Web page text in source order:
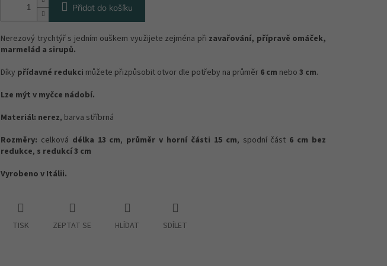
Přidat do košíku
Nerezový trychtýř s jedním ouškem využijete zejména při zavařování, přípravě omáček,
marmelád a sirupů.
Díky přídavné redukci můžete přizpůsobit otvor dle potřeby na průměr 6 cm nebo 3 cm.
Lze mýt v myčce nádobí.
Materiál: nerez, barva stříbrná
Rozměry: celková délka 13 cm, průměr v horní části 15 cm, spodní část 6 cm bez
redukce, s redukcí 3 cm
Vyrobeno v Itálii.
TISK ZEPTAT SE HLÍDAT SDÍLET